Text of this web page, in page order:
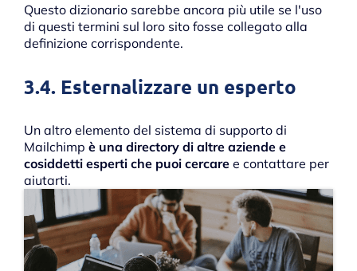
Questo dizionario sarebbe ancora più utile se l'uso
di questi termini sul loro sito fosse collegato alla
definizione corrispondente.
3.4. Esternalizzare un esperto
Un altro elemento del sistema di supporto di
Mailchimp è una directory di altre aziende e
cosiddetti esperti che puoi cercare e contattare per
aiutarti.